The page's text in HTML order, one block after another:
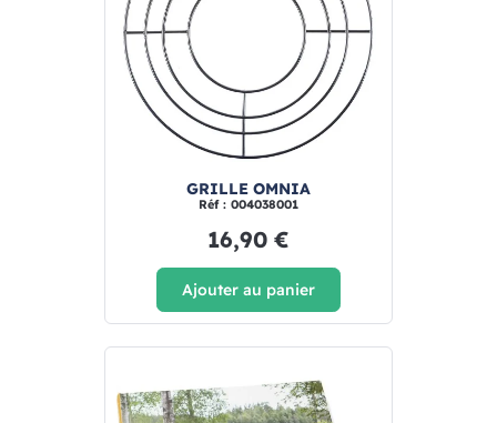
GRILLE OMNIA
Réf : 004038001
16,90 €
Ajouter au panier